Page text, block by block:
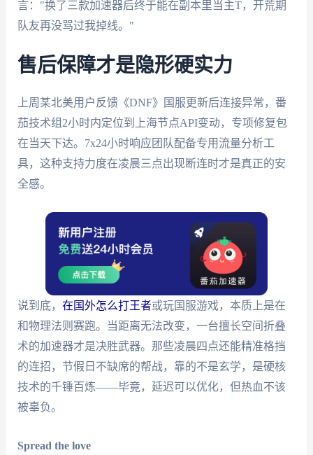
言："换了三款加速器后终于能在副本里当主T，开荒期
队友再没骂过我掉线。"
售后保障才是隐形硬实力
上周某北美用户反馈《DNF》国服更新后连接异常，番
茄技术组2小时内定位到上海节点API变动，专项修复包
在当天下达。7x24小时响应团队配备专用流量分析工
具，这种支持力度在凌晨三点出现断连时才是真正的安
全感。
说到底， 在国外怎么打王者或玩国服游戏，本质上是在
和物理法则赛跑。当距离无法改变，一台擅长空间折叠
术的加速器才是决胜武器。那些凌晨四点还能精准格挡
的连招，节假日不缺席的帮战，靠的不是玄学，是硬核
技术的千锤百炼——毕竟，延迟可以优化，但热血不该
被辜负。
Spread the love